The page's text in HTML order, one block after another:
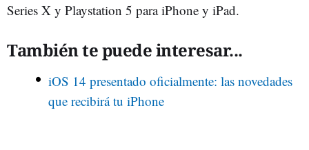
Series X y Playstation 5 para iPhone y iPad.
También te puede interesar...
iOS 14 presentado oficialmente: las novedades
que recibirá tu iPhone